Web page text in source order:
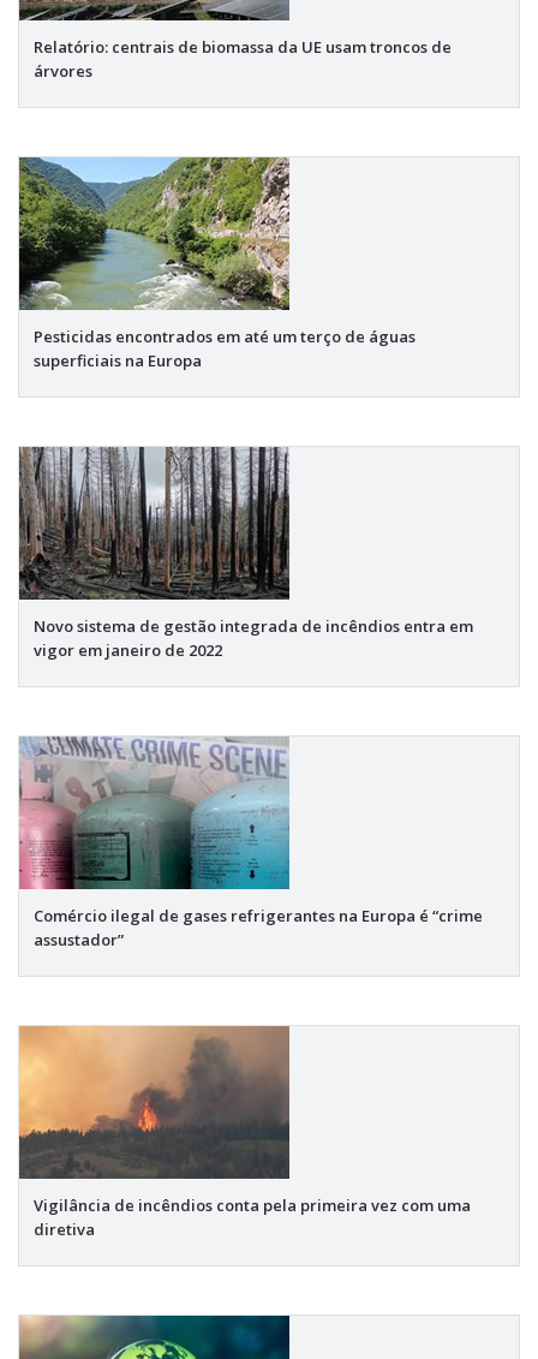
Relatório: centrais de biomassa da UE usam troncos de
árvores
Pesticidas encontrados em até um terço de águas
superficiais na Europa
Novo sistema de gestão integrada de incêndios entra em
vigor em janeiro de 2022
Comércio ilegal de gases refrigerantes na Europa é “crime
assustador”
Vigilância de incêndios conta pela primeira vez com uma
diretiva